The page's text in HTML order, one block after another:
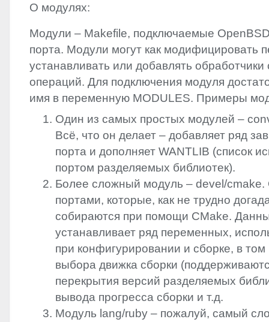
О модулях:
Модули – Makefile, подключаемые
порта. Модули могут как модифицировать
устанавливать или добавлять
операций. Для подключения модуля
имя в переменную MODULES. Примеры
Один из самых простых модулей –
Всё, что он делает – добавляет ряд
порта и дополняетWANTLIB (список
портом разделяемых библиотек).
Более сложный модуль – devel/cmake.
портами, которые, как не трудно
собираются при помощи CMake.
устанавливает ряд переменных,
при конфигурировании и сборке, в том
выбора движка сборки
перекрытия версий разделяемых
вывода прогресса сборки и т.д.
Модуль lang/ruby – пожалуй, самый